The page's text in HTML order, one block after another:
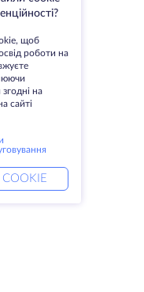
щоб
роботи на
на
сайті